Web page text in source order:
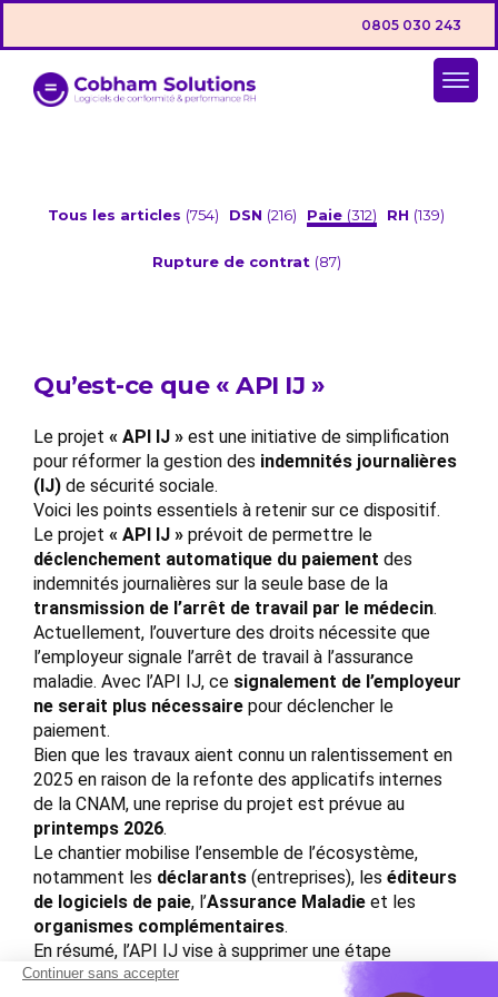
0805 030 243
Tous les articles (754) DSN (216) Paie (312) RH (139)
Rupture de contrat (87)
Qu’est-ce que « API IJ »
Le projet « API IJ » est une initiative de simplification
pour réformer la gestion des indemnités journalières
(IJ) de sécurité sociale.
Voici les points essentiels à retenir sur ce dispositif.
Le projet « API IJ » prévoit de permettre le
déclenchement automatique du paiement des
indemnités journalières sur la seule base de la
transmission de l’arrêt de travail par le médecin.
Actuellement, l’ouverture des droits nécessite que
l’employeur signale l’arrêt de travail à l’assurance
maladie. Avec l’API IJ, ce signalement de l’employeur
ne serait plus nécessaire pour déclencher le
paiement.
Bien que les travaux aient connu un ralentissement en
2025 en raison de la refonte des applicatifs internes
de la CNAM, une reprise du projet est prévue au
printemps 2026.
Le chantier mobilise l’ensemble de l’écosystème,
notamment les déclarants (entreprises), les éditeurs
de logiciels de paie, l’Assurance Maladie et les
organismes complémentaires.
En résumé, l’API IJ vise à supprimer une étape
administrative pour l’entreprise en s’appuyant sur la